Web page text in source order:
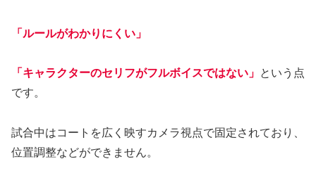
「ルールがわかりにくい」
「キャラクターのセリフがフルボイスではない」 という点
です。
試合中はコートを広く映すカメラ視点で固定されており、
位置調整などができません。